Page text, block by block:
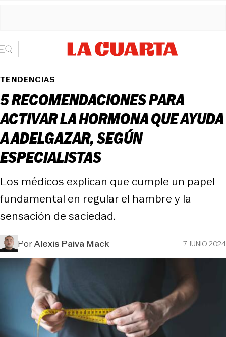
TENDENCIAS
5 RECOMENDACIONES PARA
ACTIVAR LA HORMONA QUE AYUDA
A ADELGAZAR, SEGÚN
ESPECIALISTAS
Los médicos explican que cumple un papel
fundamental en regular el hambre y la
sensación de saciedad.
PorAlexis Paiva Mack 7 JUNIO 2024